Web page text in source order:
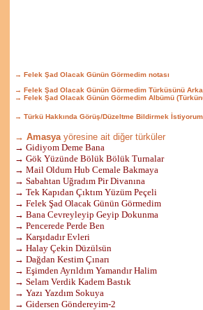
→ Felek Şad Olacak Günün Görmedim notası
→ Felek Şad Olacak Günün Görmedim Türküsünü
→ Felek Şad Olacak Günün Görmedim Albümü
→ Türkü Hakkında Görüş/Düzeltme Bildirmek İstiyorum
→ Amasyayöresine ait diğer türküler
→ Gidiyom Deme Bana
→ Gök Yüzünde Bölük Bölük Turnalar
→ Mail Oldum Hub Cemale Bakmaya
→ Sabahtan Uğradım Pir Divanına
→ Tek Kapıdan Çıktım Yüzüm Peçeli
→ Felek Şad Olacak Günün Görmedim
→ Bana Cevreyleyip Geyip Dokunma
→ Pencerede Perde Ben
→ Karşıdadır Evleri
→ Halay Çekin Düzülsün
→ Dağdan Kestim Çınarı
→ Eşimden Ayrıldım Yamandır Halim
→ Selam Verdik Kadem Bastık
→ Yazı Yazdım Sokuya
→ Gidersen Göndereyim-2